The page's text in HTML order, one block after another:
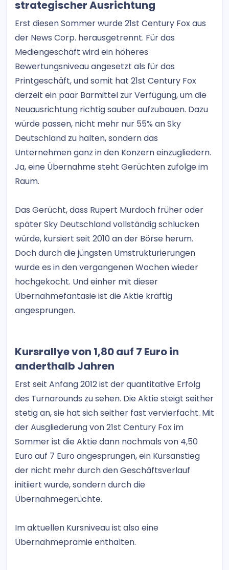
strategischer Ausrichtung
Erst diesen Sommer wurde 21st Century Fox aus
der News Corp. herausgetrennt. Für das
Mediengeschäft wird ein höheres
Bewertungsniveau angesetzt als für das
Printgeschäft, und somit hat 21st Century Fox
derzeit ein paar Barmittel zur Verfügung, um die
Neuausrichtung richtig sauber aufzubauen. Dazu
würde passen, nicht mehr nur 55% an Sky
Deutschland zu halten, sondern das
Unternehmen ganz in den Konzern einzugliedern.
Ja, eine Übernahme steht Gerüchten zufolge im
Raum.
Das Gerücht, dass Rupert Murdoch früher oder
später Sky Deutschland vollständig schlucken
würde, kursiert seit 2010 an der Börse herum.
Doch durch die jüngsten Umstrukturierungen
wurde es in den vergangenen Wochen wieder
hochgekocht. Und einher mit dieser
Übernahmefantasie ist die Aktie kräftig
angesprungen.
Kursrallye von 1,80 auf 7 Euro in
anderthalb Jahren
Erst seit Anfang 2012 ist der quantitative Erfolg
des Turnarounds zu sehen. Die Aktie steigt seither
stetig an, sie hat sich seither fast vervierfacht. Mit
der Ausgliederung von 21st Century Fox im
Sommer ist die Aktie dann nochmals von 4,50
Euro auf 7 Euro angesprungen, ein Kursanstieg
der nicht mehr durch den Geschäftsverlauf
initiiert wurde, sondern durch die
Übernahmegerüchte.
Im aktuellen Kursniveau ist also eine
Übernahmeprämie enthalten.